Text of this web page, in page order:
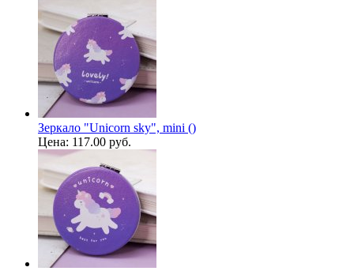
Зеркало "Unicorn sky", mini ()
Цена: 117.00 руб.